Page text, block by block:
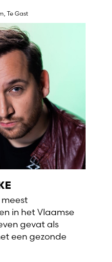
, Te Gast
meest
in het Vlaamse
gevat als
een gezonde